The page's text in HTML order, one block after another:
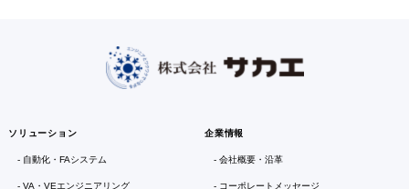
ソリューション
自動化・FAシステム
VA・VEエンジニアリング
企業情報
会社概要・沿革
コーポレートメッセージ